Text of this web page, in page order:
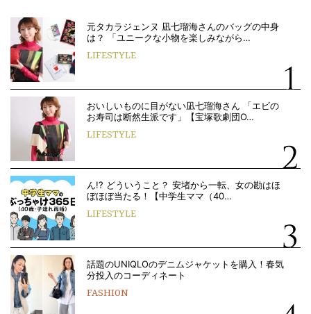
元タカラジェンヌ 凪七瑠海さんのバッグの中身
は？ 「ユニークな小物を楽しみながら…
LIFESTYLE
おいしいものに目がない凪七瑠海さん 「エビの
お寿司は断然生派です」【宝塚歌劇団O…
LIFESTYLE
ん!? どういうこと？ 安堵から一転、女の勘はほ
ぼほぼ当たる！【中学生ママ（40…
LIFESTYLE
話題のUNIQLOのデニムジャケットを購入！春気
分投入のコーディネート
FASHION